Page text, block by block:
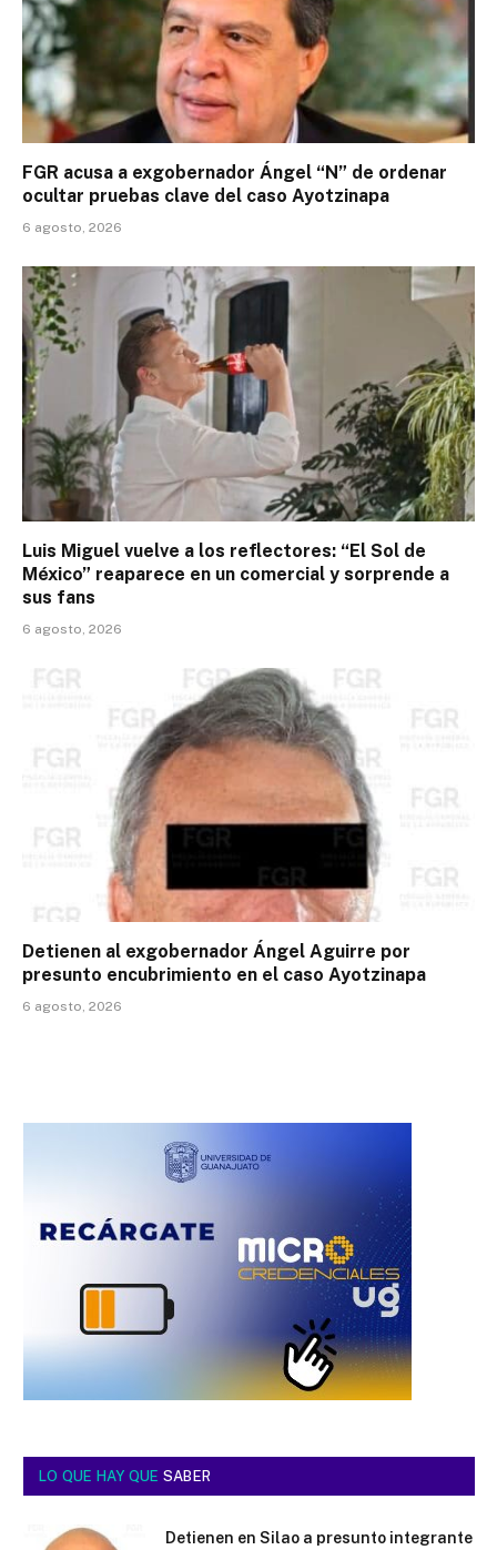
FGR acusa a exgobernador Ángel “N” de ordenar
ocultar pruebas clave del caso Ayotzinapa
6 agosto, 2026
Luis Miguel vuelve a los reflectores: “El Sol de
México” reaparece en un comercial y sorprende a
sus fans
6 agosto, 2026
Detienen al exgobernador Ángel Aguirre por
presunto encubrimiento en el caso Ayotzinapa
6 agosto, 2026
LO QUE HAY QUE SABER
Detienen en Silao a presunto integrante